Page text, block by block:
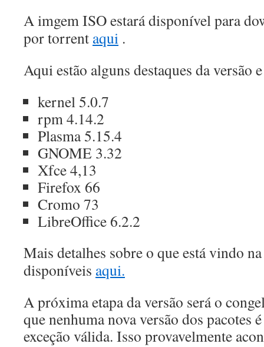
A imgem ISO estará disponível para
por torrent aqui .
Aqui estão alguns destaques da versão
kernel 5.0.7
rpm 4.14.2
Plasma 5.15.4
GNOME 3.32
Xfce 4,13
Firefox 66
Cromo 73
LibreOffice 6.2.2
Mais detalhes sobre o que está vindo
disponíveis aqui.
A próxima etapa da versão será o
que nenhuma nova versão dos pacotes
exceção válida. Isso provavelmente